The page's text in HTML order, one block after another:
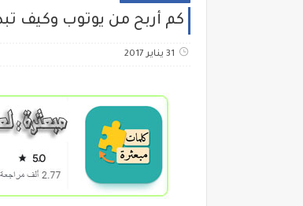
كم أربح من يوتوب وكيف
31 يناير 2017